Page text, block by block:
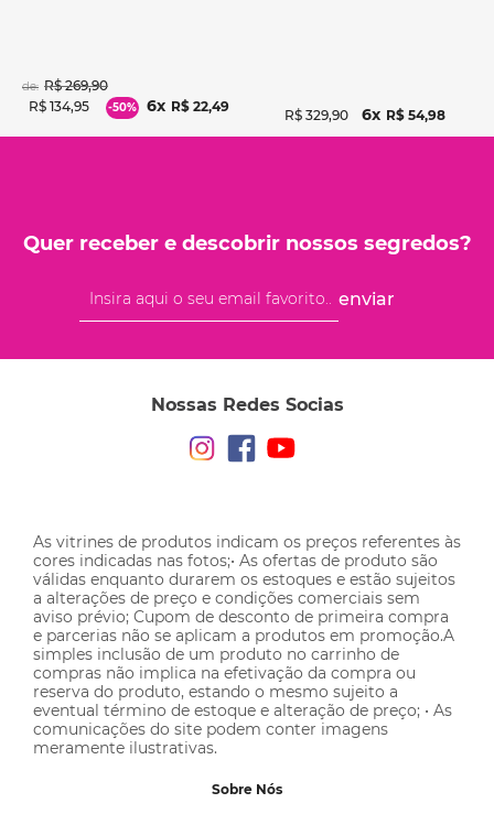
de: R$ 269,90
R$ 134,95 -50% 6 R$ 22,49
R$ 329,90 6 R$ 54,98
Quer receber e descobrir nossos segredos?
enviar
Nossas Redes Socias
As vitrines de produtos indicam os preços referentes às
cores indicadas nas fotos;• As ofertas de produto são
válidas enquanto durarem os estoques e estão sujeitos
a alterações de preço e condições comerciais sem
aviso prévio; Cupom de desconto de primeira compra
e parcerias não se aplicam a produtos em promoção.A
simples inclusão de um produto no carrinho de
compras não implica na efetivação da compra ou
reserva do produto, estando o mesmo sujeito a
eventual término de estoque e alteração de preço; • As
comunicações do site podem conter imagens
meramente ilustrativas.
Sobre Nós